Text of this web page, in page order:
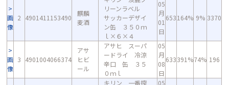
画
像
2 4901411153490
麒麟
麦酒
リーンラベル
サッカーデザイ
ン缶 ３５０ｍ
ｌ×６×４
05
月
01
日
653164% 9% 3370
画
像
3 4901004066374
アサ
ヒビ
ール
アサヒ スーパ
ードライ 冷涼
辛口 缶 ３５
０ｍｌ
05
月
08
日
633391%74% 196
キリン 一番搾
05